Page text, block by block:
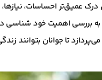
درک عمیق‌تر احساسات،
به بررسی اهمیت خود
تا جوانان بتوانند